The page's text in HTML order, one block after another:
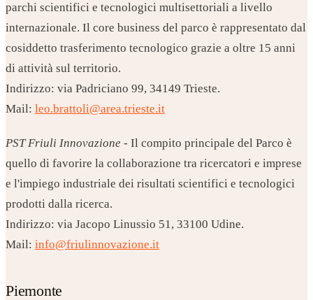
parchi scientifici e tecnologici multisettoriali a livello
internazionale. Il core business del parco è rappresentato dal
cosiddetto trasferimento tecnologico grazie a oltre 15 anni
di attività sul territorio.
Indirizzo: via Padriciano 99, 34149 Trieste.
Mail: leo.brattoli@area.trieste.it
PST Friuli Innovazione - Il compito principale del Parco è
quello di favorire la collaborazione tra ricercatori e imprese
e l'impiego industriale dei risultati scientifici e tecnologici
prodotti dalla ricerca.
Indirizzo: via Jacopo Linussio 51, 33100 Udine.
Mail: info@friulinnovazione.it
Piemonte